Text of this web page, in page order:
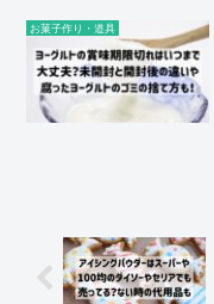
お菓子作り・道具